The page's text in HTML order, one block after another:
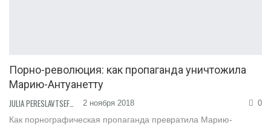
Порно-революция: как пропаганда уничтожила
Марию-Антуанетту
2 ноября 2018 0
Как порнографическая пропаганда превратила Марию-